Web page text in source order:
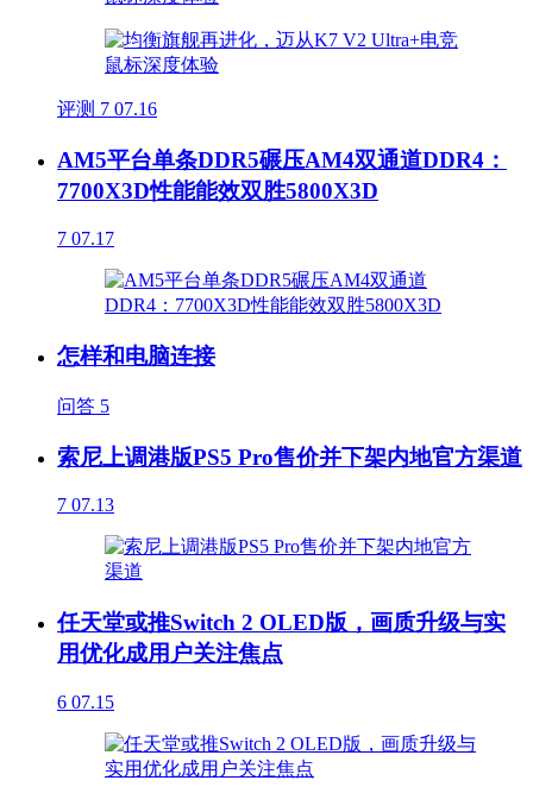
评测 7 07.16
AM5平台单条DDR5碾压AM4双通道DDR4：
7700X3D性能能效双胜5800X3D
7 07.17
怎样和电脑连接
问答 5
索尼上调港版PS5 Pro售价并下架内地官方渠道
7 07.13
任天堂或推Switch 2 OLED版，画质升级与实
用优化成用户关注焦点
6 07.15